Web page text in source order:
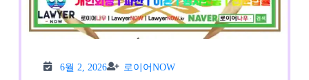
6월 2, 2026
2,
로이어NOW
어